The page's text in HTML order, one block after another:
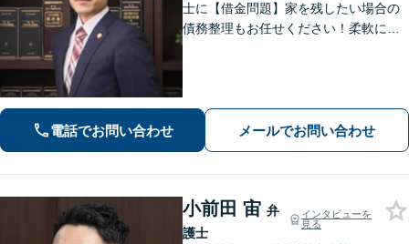
士に【借金問題】家を残したい場合の
債務整理もお任せください！柔軟に対
続・相続放棄ご相談ください
電話でお問い合わせ メールでお問い合わせ
小前田 宙 弁
護士
インタビューを
見る